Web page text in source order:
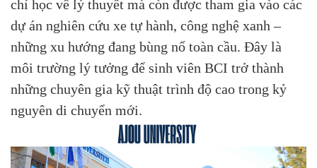
chỉ học về lý thuyết mà còn được tham gia vào các
dự án nghiên cứu xe tự hành, công nghệ xanh –
những xu hướng đang bùng nổ toàn cầu. Đây là
môi trường lý tưởng để sinh viên BCI trở thành
những chuyên gia kỹ thuật trình độ cao trong kỷ
nguyên di chuyển mới.